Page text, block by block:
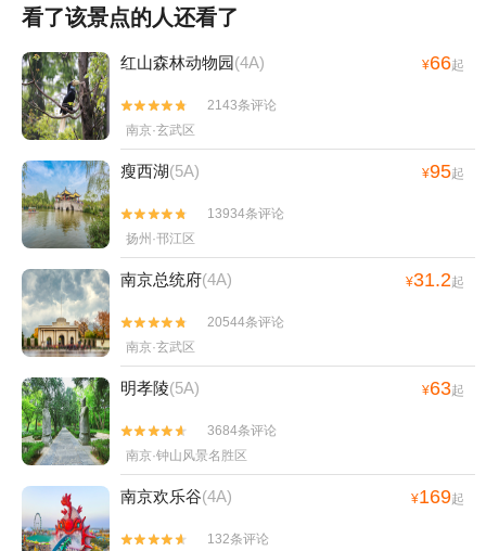
看了该景点的人还看了
红山森林动物园(4A) ¥66起


2143条评论
南京·玄武区
瘦西湖(5A) ¥95起


13934条评论
扬州·邗江区
南京总统府(4A) ¥31.2起


20544条评论
南京·玄武区
明孝陵(5A) ¥63起


3684条评论
南京·钟山风景名胜区
南京欢乐谷(4A) ¥169起

 132条评论